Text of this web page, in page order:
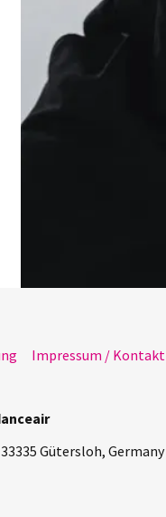
Impressum / Kontakt
Gütersloh, Germany